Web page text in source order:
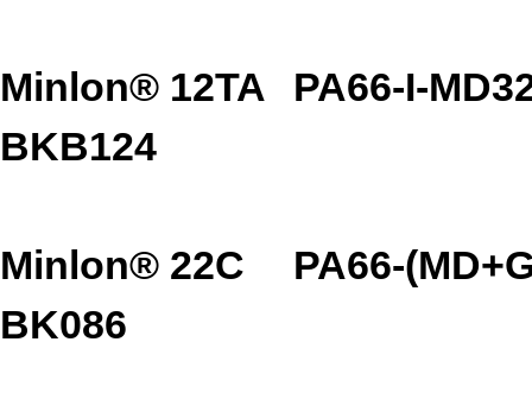
Minlon® 12TA
BKB124
PA66-I-
Minlon® 22C
BK086
PA66-